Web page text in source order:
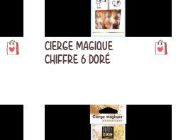
CIERGE MAGIQUE
CHIFFRE 6 DORÉ